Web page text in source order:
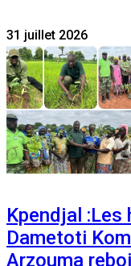
31 juillet 2026
Kpendjal
Dametoti
Arzouma